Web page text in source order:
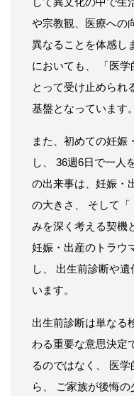
や宗教観、医療への
異なることを体感し
においても、 「医
とって受け止められ
基盤となっています。
また、初めての妊娠
し、 36週6日で一人
の出来事は、妊娠・
の大きさ、 そして
みを深く考える契機
妊娠・出産のトラウ
し、 出生前診断や
います。
出生前診断は単なる
わる重要な意思決定
るのではなく、 医
ら、 ご家族が後悔